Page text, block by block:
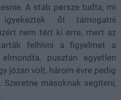
A stáb persze tudta, mi
őt támogatni
nem tért ki erre, mert az
felhívni a figyelmet a
pusztán egyetlen
józan volt, három évre pedig
Szeretne másoknak segíteni,